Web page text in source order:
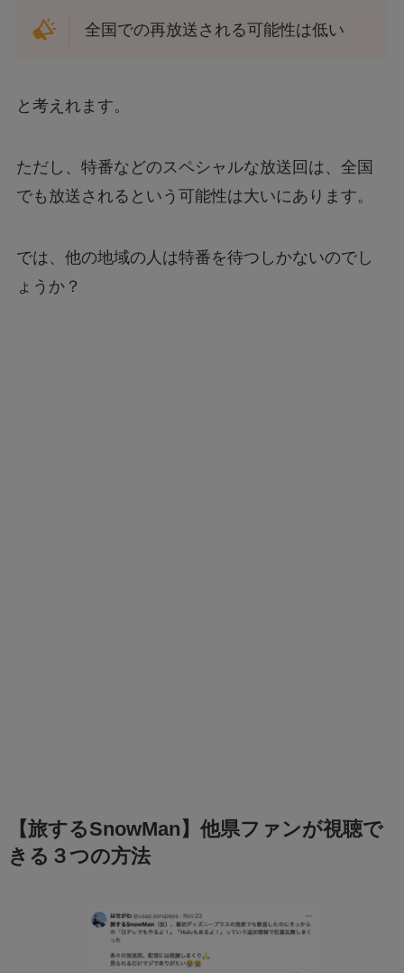
全国での再放送される可能性は低い
と考えれます。
ただし、特番などのスペシャルな放送回は、全国
でも放送されるという可能性は大いにあります。
では、他の地域の人は特番を待つしかないのでし
ょうか？
【旅するSnowMan】他県ファンが視聴で
きる３つの方法